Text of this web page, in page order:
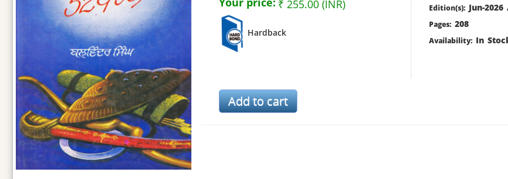
₹ 255.00 (INR)
Hardback
Edition(s): Jun-2026
Pages: 208
Availability: In